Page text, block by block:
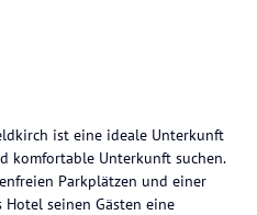
ist eine ideale Unterkunft
komfortable Unterkunft suchen.
Parkplätzen und einer
seinen Gästen eine